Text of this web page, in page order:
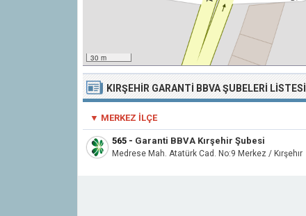
30 m
KIRŞEHIR GARANTI BBVA ŞUBELERI LISTESI
▼ MERKEZ İLÇE
565 - Garanti BBVA Kırşehir Şubesi
Medrese Mah. Atatürk Cad. No:9 Merkez / Kırşehır